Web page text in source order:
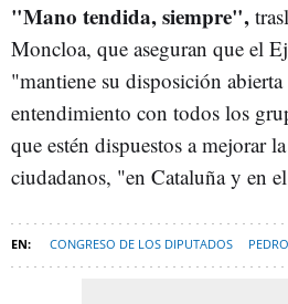
"Mano tendida, siempre",
Moncloa, que aseguran que el
"mantiene su disposición
entendimiento con todos los
que estén dispuestos a mejorar
ciudadanos, "en Cataluña y en
CONGRESO DE LOS DIPUTADOS